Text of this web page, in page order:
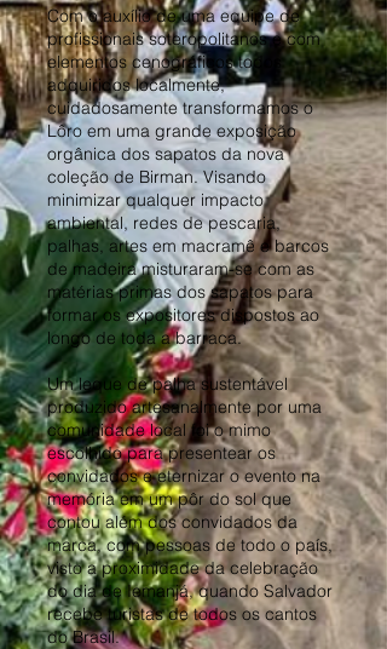
Com o auxílio de uma equipe de
profissionais soteropolitanos e com
elementos cenográficos todos
adquiridos localmente,
cuidadosamente transformamos o
Lôro em uma grande exposição
orgânica dos sapatos da nova
coleção de Birman. Visando
minimizar qualquer impacto
ambiental, redes de pescaria,
palhas, artes em macramê e barcos
de madeira misturaram-se com as
matérias primas dos sapatos para
formar os expositores dispostos ao
longo de toda a barraca.
Um leque de palha sustentável
produzido artesanalmente por uma
comunidade local foi o mimo
escolhido para presentear os
convidados e eternizar o evento na
memória em um pôr do sol que
contou além dos convidados da
marca, com pessoas de todo o país,
visto a proximidade da celebração
do dia de Iemanjá, quando Salvador
recebe turistas de todos os cantos
do Brasil.